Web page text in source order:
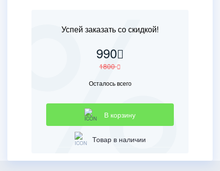
Успей заказать со скидкой!
990
1800
Осталось всего
В корзину
Товар в наличии